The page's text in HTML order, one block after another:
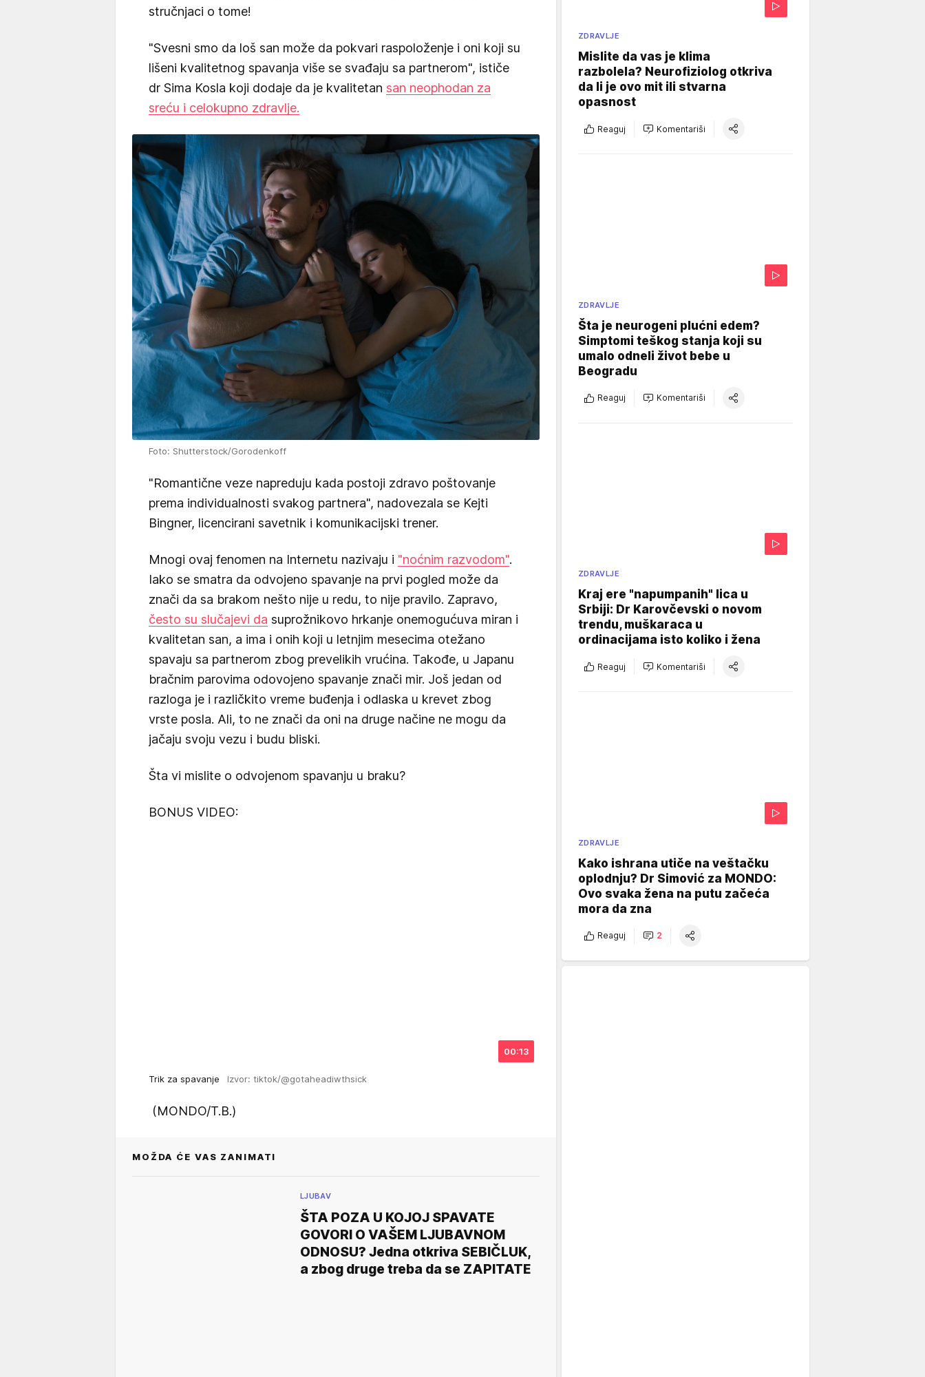
stručnjaci o tome!
"Svesni smo da loš san može da pokvari raspoloženje i oni koji su
lišeni kvalitetnog spavanja više se svađaju sa partnerom", ističe
dr Sima Kosla koji dodaje da je kvalitetan san neophodan za
sreću i celokupno zdravlje.
Foto: Shutterstock/Gorodenkoff
"Romantične veze napreduju kada postoji zdravo poštovanje
prema individualnosti svakog partnera", nadovezala se Kejti
Bingner, licencirani savetnik i komunikacijski trener.
Mnogi ovaj fenomen na Internetu nazivaju i "noćnim razvodom".
Iako se smatra da odvojeno spavanje na prvi pogled može da
znači da sa brakom nešto nije u redu, to nije pravilo. Zapravo,
često su slučajevi da suprožnikovo hrkanje onemogućuva miran i
kvalitetan san, a ima i onih koji u letnjim mesecima otežano
spavaju sa partnerom zbog prevelikih vrućina. Takođe, u Japanu
bračnim parovima odovojeno spavanje znači mir. Još jedan od
razloga je i različkito vreme buđenja i odlaska u krevet zbog
vrste posla. Ali, to ne znači da oni na druge načine ne mogu da
jačaju svoju vezu i budu bliski.
Šta vi mislite o odvojenom spavanju u braku?
BONUS VIDEO:
00:13
Trik za spavanje Izvor: tiktok/@gotaheadiwthsick
(MONDO/T.B.)
MOŽDA ĆE VAS ZANIMATI
LJUBAV
ŠTA POZA U KOJOJ SPAVATE
GOVORI O VAŠEM LJUBAVNOM
ODNOSU? Jedna otkriva SEBIČLUK,
a zbog druge treba da se ZAPITATE
ZDRAVLJE
Mislite da vas je klima
razbolela? Neurofiziolog otkriva
da li je ovo mit ili stvarna
opasnost
Reaguj Komentariši
ZDRAVLJE
Šta je neurogeni plućni edem?
Simptomi teškog stanja koji su
umalo odneli život bebe u
Beogradu
Reaguj Komentariši
ZDRAVLJE
Kraj ere "napumpanih" lica u
Srbiji: Dr Karovčevski o novom
trendu, muškaraca u
ordinacijama isto koliko i žena
Reaguj Komentariši
ZDRAVLJE
Kako ishrana utiče na veštačku
oplodnju? Dr Simović za MONDO:
Ovo svaka žena na putu začeća
mora da zna
Reaguj 2